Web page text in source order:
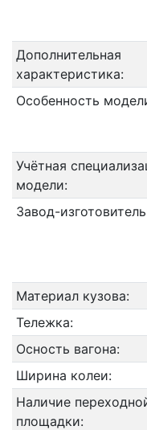
Дополнительная
характеристика:
Особенность
Учётная
модели:
Завод-
Материал кузова:
Тележка:
Осность вагона:
Ширина колеи:
Наличие
площадки: